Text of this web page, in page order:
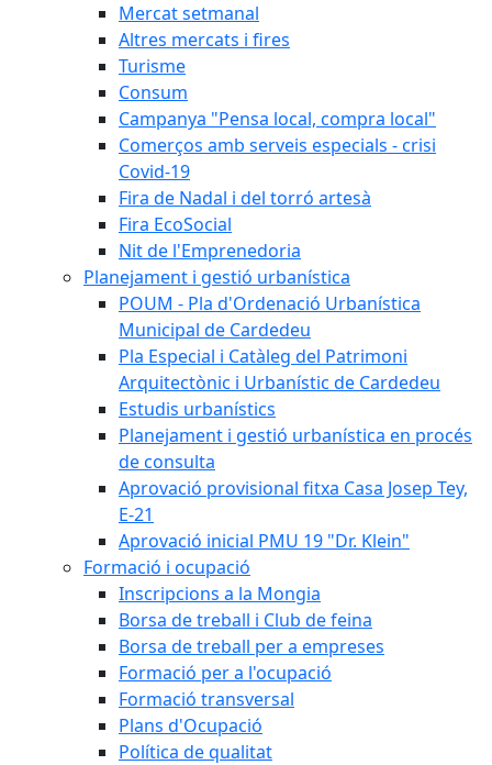
Mercat setmanal
Altres mercats i fires
Turisme
Consum
Campanya "Pensa local, compra local"
Comerços amb serveis especials - crisi
Covid-19
Fira de Nadal i del torró artesà
Fira EcoSocial
Nit de l'Emprenedoria
Planejament i gestió urbanística
POUM - Pla d'Ordenació Urbanística
Municipal de Cardedeu
Pla Especial i Catàleg del Patrimoni
Arquitectònic i Urbanístic de Cardedeu
Estudis urbanístics
Planejament i gestió urbanística en procés
de consulta
Aprovació provisional fitxa Casa Josep Tey,
E-21
Aprovació inicial PMU 19 "Dr. Klein"
Formació i ocupació
Inscripcions a la Mongia
Borsa de treball i Club de feina
Borsa de treball per a empreses
Formació per a l'ocupació
Formació transversal
Plans d'Ocupació
Política de qualitat